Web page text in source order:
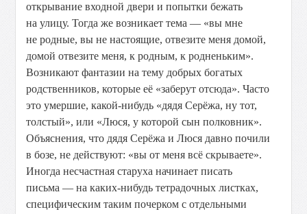
открывание входной двери и попытки бежать
на улицу. Тогда же возникает тема — «вы мне
не родные, вы не настоящие, отвезите меня домой,
домой отвезите меня, к родным, к родненьким».
Возникают фантазии на тему добрых богатых
родственников, которые её «заберут отсюда». Часто
это умершие, какой-нибудь «дядя Серёжа, ну тот,
толстый», или «Люся, у которой сын полковник».
Объяснения, что дядя Серёжа и Люся давно почили
в бозе, не действуют: «вы от меня всё скрываете».
Иногда несчастная старуха начинает писать
письма — на каких-нибудь тетрадочных листках,
специфическим таким почерком с отдельными